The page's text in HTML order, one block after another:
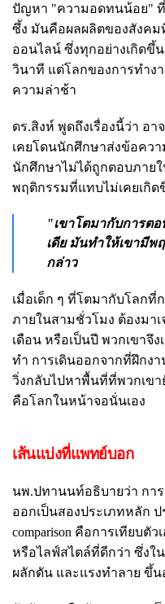
ปัญหา "ความอดทนน้อย"
ซึ้ง มันคือผลผลิตของสังคม
ออนไลน์ ซึ่งทุกอย่างเกิดขึ้
วินาที แต่โลกของการทำง
ความล่าช้า
ดร.สิงห์ พูดถึงเรื่องนี้ว่า อ
เคยโดนนักศึกษาส่งข้อคว
นักศึกษาไม่ได้ถูกตอบภายใ
พฤติกรรมที่แทบไม่เคยเกิ
"เขาโตมากับการตอ
เดีย มันทำให้เขามี
กล่าว
เมื่อเด็ก ๆ ที่โตมากับโลก
ภายในสามชั่วโมง ต้องมา
เดือน หรือเป็นปี พวกเขาจึ
ทำ การเดินออกจากที่ฝึกง
วิ่งกลับไปหาพื้นที่ที่พวกเขา
คือโลกในหน้าจอนั่นเอง
เส้นแบ่งที่แพทย์บอก
นพ.ปทานนท์อธิบายว่า การ
ออกเป็นสองประเภทหลัก ป
comparison คือการเทียบ
หรือไลฟ์สไตล์ที่ดีกว่า ซึ่งใ
ผลักดัน และแรงทำลาย ขึ้